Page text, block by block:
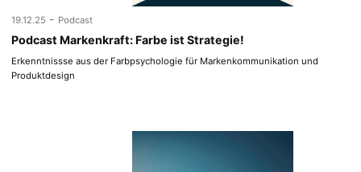
19.12.25 - Podcast
Podcast Markenkraft: Farbe ist Strategie!
Erkenntnissse aus der Farbpsychologie für Markenkommunikation und
Produktdesign